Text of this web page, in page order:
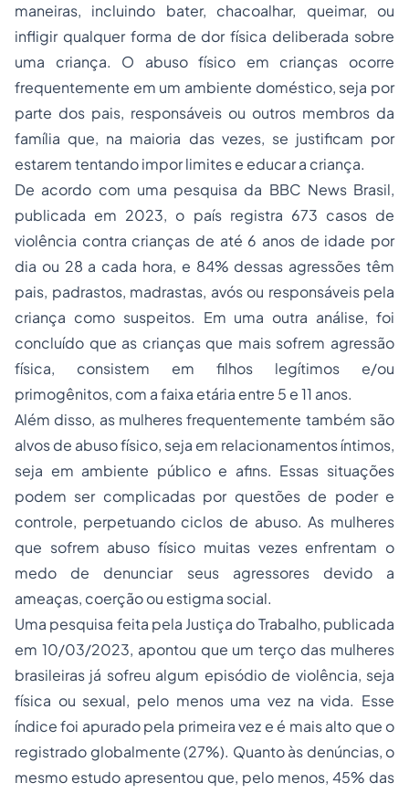
maneiras, incluindo bater, chacoalhar, queimar, ou
infligir qualquer forma de dor física deliberada sobre
uma criança. O abuso físico em crianças ocorre
frequentemente em um ambiente doméstico, seja por
parte dos pais, responsáveis ou outros membros da
família que, na maioria das vezes, se justificam por
estarem tentando impor limites e educar a criança.
De acordo com uma pesquisa da BBC News Brasil,
publicada em 2023, o país registra 673 casos de
violência contra crianças de até 6 anos de idade por
dia ou 28 a cada hora, e 84% dessas agressões têm
pais, padrastos, madrastas, avós ou responsáveis pela
criança como suspeitos. Em uma outra análise, foi
concluído que as crianças que mais sofrem agressão
física, consistem em filhos legítimos e/ou
primogênitos, com a faixa etária entre 5 e 11 anos.
Além disso, as mulheres frequentemente também são
alvos de abuso físico, seja em relacionamentos íntimos,
seja em ambiente público e afins. Essas situações
podem ser complicadas por questões de poder e
controle, perpetuando ciclos de abuso. As mulheres
que sofrem abuso físico muitas vezes enfrentam o
medo de denunciar seus agressores devido a
ameaças, coerção ou estigma social.
Uma pesquisa feita pela Justiça do Trabalho, publicada
em 10/03/2023, apontou que um terço das mulheres
brasileiras já sofreu algum episódio de violência, seja
física ou sexual, pelo menos uma vez na vida. Esse
índice foi apurado pela primeira vez e é mais alto que o
registrado globalmente (27%). Quanto às denúncias, o
mesmo estudo apresentou que, pelo menos, 45% das